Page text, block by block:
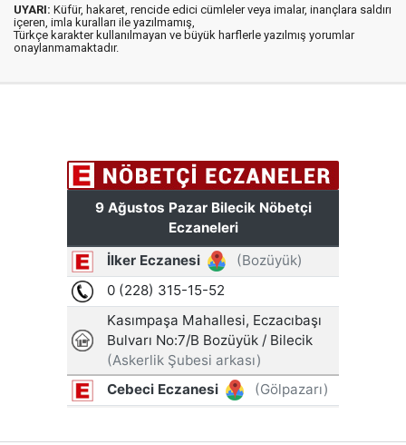
UYARI: Küfür, hakaret, rencide edici cümleler veya imalar, inançlara saldırı
içeren, imla kuralları ile yazılmamış,
Türkçe karakter kullanılmayan ve büyük harflerle yazılmış yorumlar
onaylanmamaktadır.